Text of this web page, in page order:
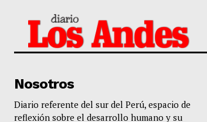
Nosotros
Diario referente del sur del Perú, espacio de
reflexión sobre el desarrollo humano y su